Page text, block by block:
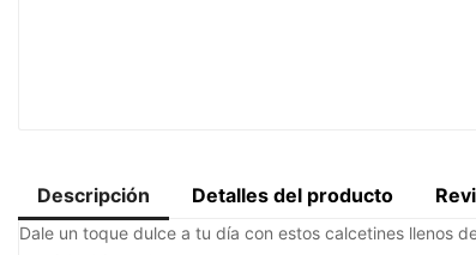
Descripción Detalles del producto
Dale un toque dulce a tu día con estos calcetines llenos